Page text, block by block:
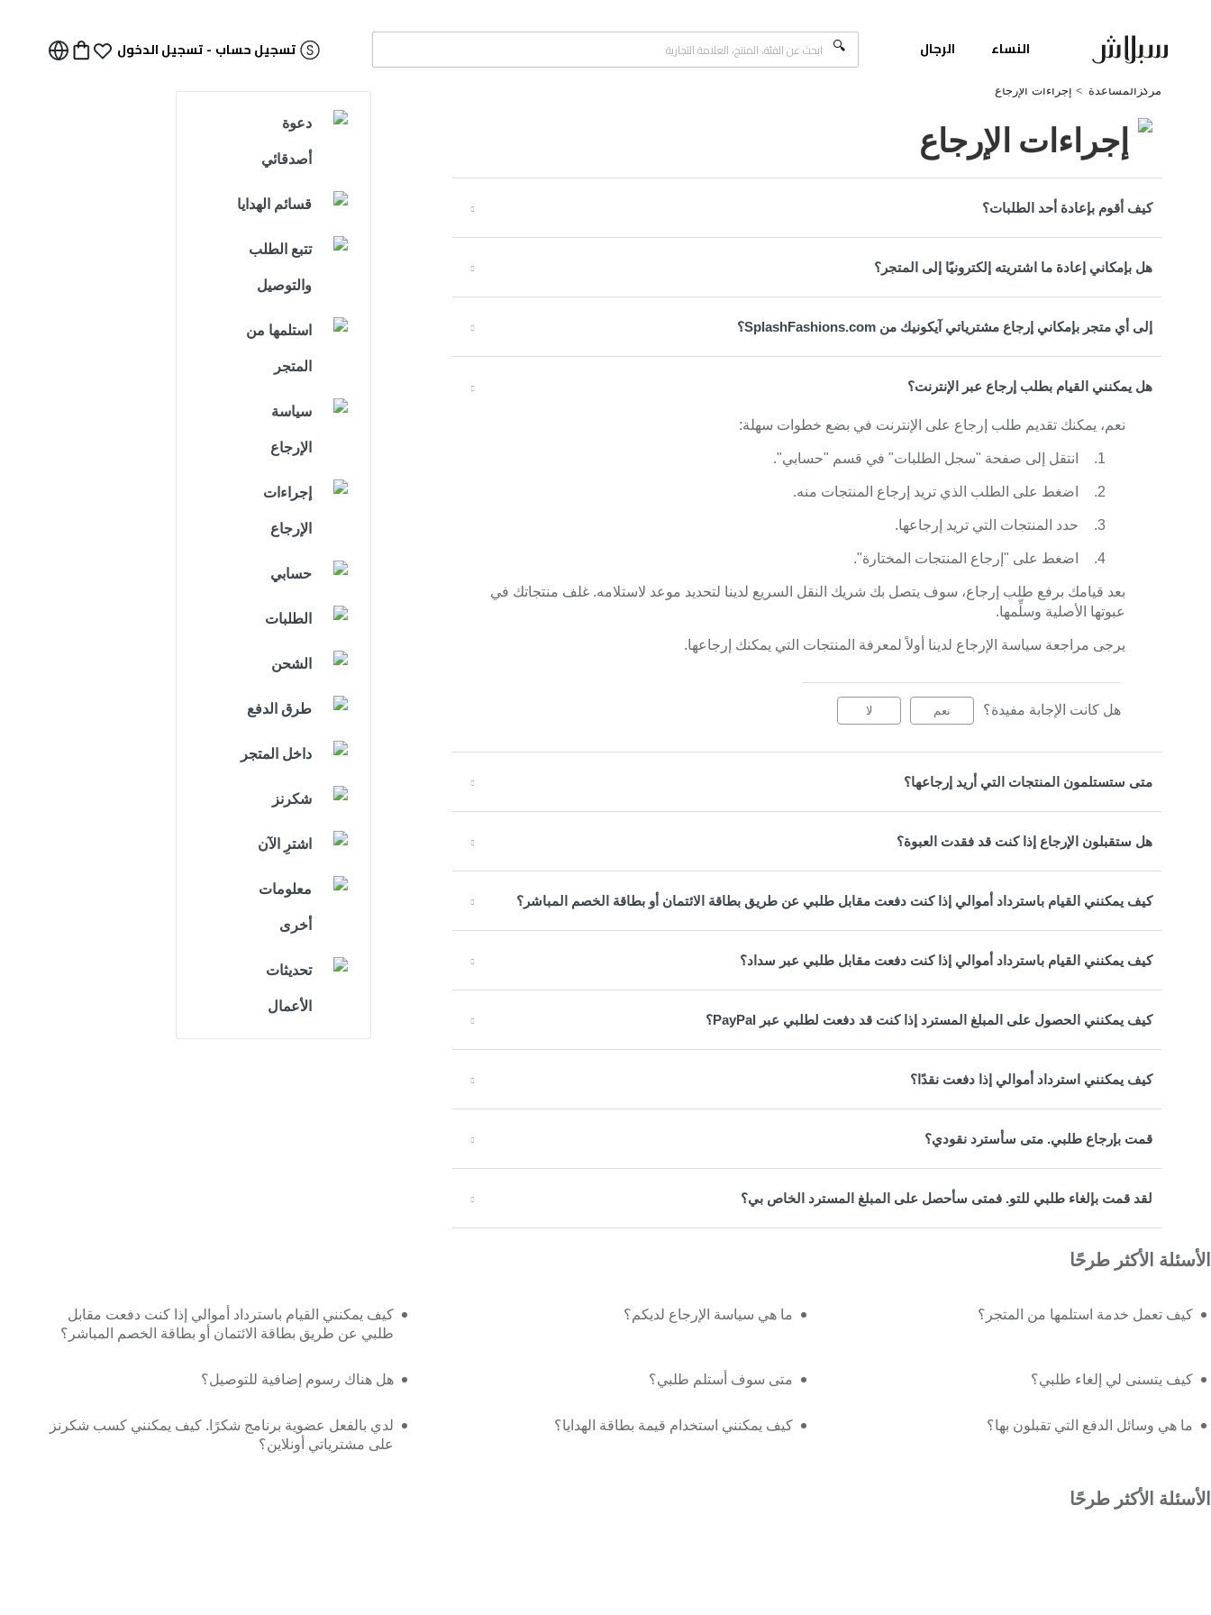
النساء الرجال تسجيل حساب -تسجيل الدخول
مركزالمساعدة إجراءات الإرجاع
إجراءات الإرجاع
كيف أقوم بإعادة أحد الطلبات؟
هل بإمكاني إعادة ما اشتريته إلكترونيًا إلى المتجر؟
إلى أي متجر بإمكاني إرجاع مشترياتي آيكونيك من SplashFashions.com؟
هل يمكنني القيام بطلب إرجاع عبر الإنترنت؟
نعم، يمكنك تقديم طلب إرجاع على الإنترنت في بضع خطوات سهلة:
انتقل إلى صفحة "سجل الطلبات" في قسم "حسابي".
اضغط على الطلب الذي تريد إرجاع المنتجات منه.
حدد المنتجات التي تريد إرجاعها.
اضغط على "إرجاع المنتجات المختارة".
بعد قيامك برفع طلب إرجاع، سوف يتصل بك شريك النقل السريع لدينا لتحديد موعد لاستلامه. غلف منتجاتك في
عبوتها الأصلية وسلِّمها.
يرجى مراجعة سياسة الإرجاع لدينا أولاً لمعرفة المنتجات التي يمكنك إرجاعها.
هل كانت الإجابة مفيدة؟ نعم لا
متى ستستلمون المنتجات التي أريد إرجاعها؟
هل ستقبلون الإرجاع إذا كنت قد فقدت العبوة؟
كيف يمكنني القيام باسترداد أموالي إذا كنت دفعت مقابل طلبي عن طريق بطاقة الائتمان أو بطاقة الخصم المباشر؟
كيف يمكنني القيام باسترداد أموالي إذا كنت دفعت مقابل طلبي عبر سداد؟
كيف يمكنني الحصول على المبلغ المسترد إذا كنت قد دفعت لطلبي عبر PayPal؟
كيف يمكنني استرداد أموالي إذا دفعت نقدًا؟
قمت بإرجاع طلبي. متى سأسترد نقودي؟
لقد قمت بإلغاء طلبي للتو. فمتى سأحصل على المبلغ المسترد الخاص بي؟
دعوة
أصدقائي
قسائم الهدايا
تتبع الطلب
والتوصيل
استلمها من
المتجر
سياسة
الإرجاع
إجراءات
الإرجاع
حسابي
الطلبات
الشحن
طرق الدفع
داخل المتجر
شكرنز
اشترِ الآن
معلومات
أخرى
تحديثات
الأعمال
الأسئلة الأكثر طرحًا
كيف تعمل خدمة استلمها من المتجر؟ ما هي سياسة الإرجاع لديكم؟
كيف يمكنني القيام باسترداد أموالي إذا كنت دفعت مقابل
طلبي عن طريق بطاقة الائتمان أو بطاقة الخصم المباشر؟
كيف يتسنى لي إلغاء طلبي؟ متى سوف أستلم طلبي؟ هل هناك رسوم إضافية للتوصيل؟
ما هي وسائل الدفع التي تقبلون بها؟ كيف يمكنني استخدام قيمة بطاقة الهدايا؟
لدي بالفعل عضوية برنامج شكرًا. كيف يمكنني كسب شكرنز
على مشترياتي أونلاين؟
الأسئلة الأكثر طرحًا